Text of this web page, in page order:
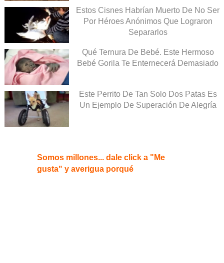
Estos Cisnes Habrían Muerto De No Ser
Por Héroes Anónimos Que Lograron
Separarlos
Qué Ternura De Bebé. Este Hermoso
Bebé Gorila Te Enternecerá Demasiado
Este Perrito De Tan Solo Dos Patas Es
Un Ejemplo De Superación De Alegría
Somos millones... dale click a "Me
gusta" y averigua porqué